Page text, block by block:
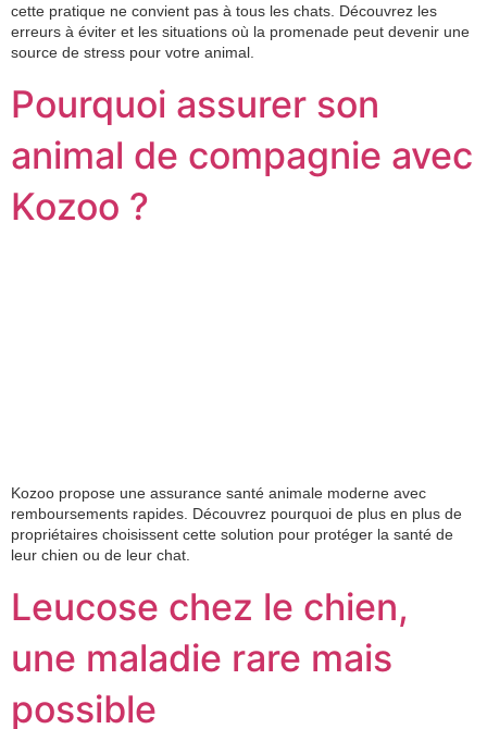
cette pratique ne convient pas à tous les chats. Découvrez les
erreurs à éviter et les situations où la promenade peut devenir une
source de stress pour votre animal.
Pourquoi assurer son
animal de compagnie avec
Kozoo ?
Kozoo propose une assurance santé animale moderne avec
remboursements rapides. Découvrez pourquoi de plus en plus de
propriétaires choisissent cette solution pour protéger la santé de
leur chien ou de leur chat.
Leucose chez le chien,
une maladie rare mais
possible